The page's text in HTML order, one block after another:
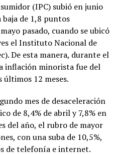
(IPC) subió en junio
de 1,8 puntos
pasado, cuando se ubicó
el Instituto Nacional de
De esta manera, durante el
inflación minorista fue del
últimos 12 meses.
mes de desaceleración
de 8,4% de abril y 7,8% en
del año, el rubro de mayor
con una suba de 10,5%,
de telefonía e internet.